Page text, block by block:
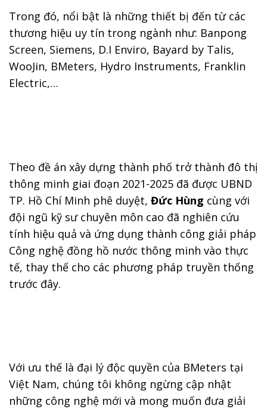
Trong đó, nổi bật là những thiết bị đến từ các
thương hiệu uy tín trong ngành như: Banpong
Screen, Siemens, D.I Enviro, Bayard by Talis,
WooJin, BMeters, Hydro Instruments, Franklin
Electric,…
Theo đề án xây dựng thành phố trở thành đô thị
thông minh giai đoạn 2021-2025 đã được UBND
TP. Hồ Chí Minh phê duyệt, Đức Hùng cùng với
đội ngũ kỹ sư chuyên môn cao đã nghiên cứu
tính hiệu quả và ứng dụng thành công giải pháp
Công nghệ đồng hồ nước thông minh vào thực
tế, thay thế cho các phương pháp truyền thống
trước đây.
Với ưu thế là đại lý độc quyền của BMeters tại
Việt Nam, chúng tôi không ngừng cập nhật
những công nghệ mới và mong muốn đưa giải